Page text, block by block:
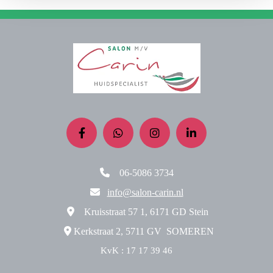
06-5086 3734
 info@salon-carin.nl
 Kruisstraat 57 1, 6171 GD Stein
 Kerkstraat 2, 5711 GV SOMEREN
KvK : 17 17 39 46